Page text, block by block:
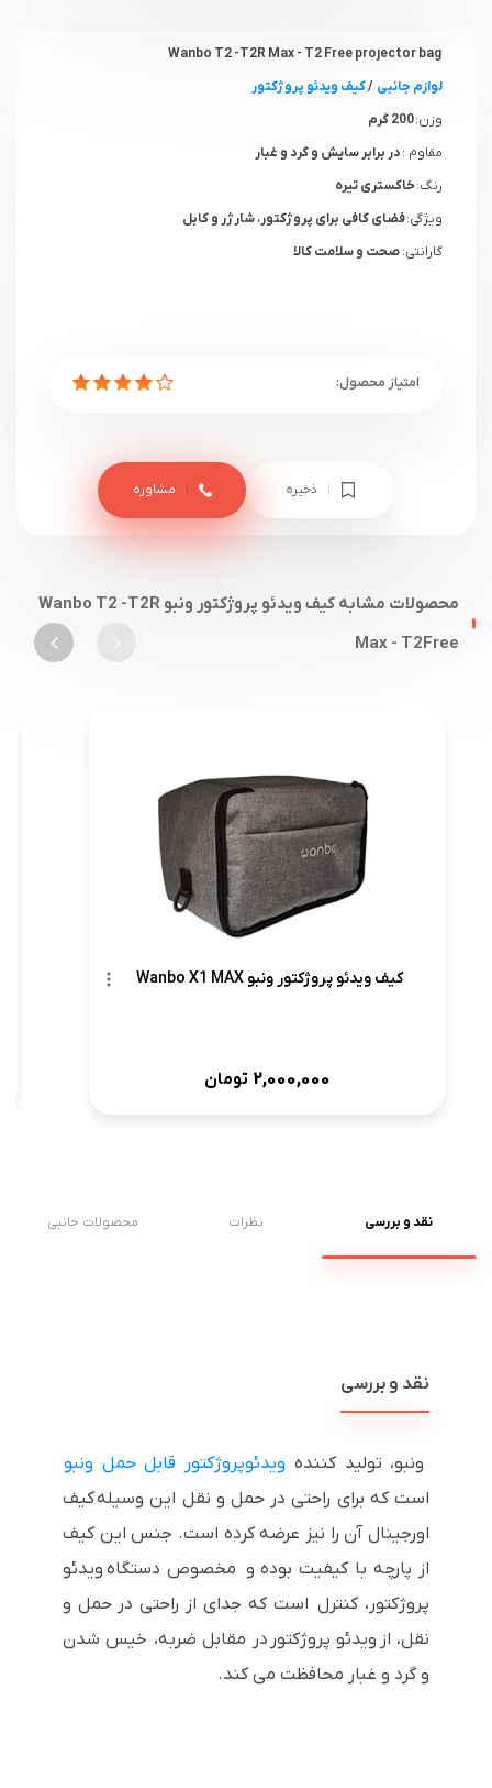
لوازم جانبی /کیف ویدئو پروژکتور
وزن:200 گرم
مقاوم :در برابر سایش و گرد و غبار
رنگ:خاکستری تیره
ویژگی:فضای کافی برای پروژکتور، شارژر و کابل‌
گارانتی:صحت و سلامت کالا
ذخیره مشاوره
محصولات مشابه کیف ویدئو پروژکتور ونبو Wanbo T2 -T2R
Max - T2Free
کیف ویدئو پروژکتور ونبو Wanbo X1 MAX
2,000,000 تومان
نقد و بررسی نظرات محصولات جانبی
نقد و بررسی
ونبو، تولید کننده ویدئوپروژکتور قابل حمل ونبو
است که برای راحتی در حمل و نقل این وسیله کیف
اورجینال آن را نیز عرضه کرده است. جنس این کیف
از پارچه با کیفیت بوده و مخصوص دستگاه ویدئو
پروژکتور، کنترل است که جدای از راحتی در حمل و
نقل، از ویدئو پروژکتور در مقابل ضربه، خیس شدن
و گرد و غبار محافظت می کند.